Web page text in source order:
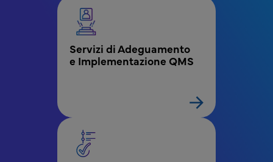
Servizi di Adeguamento
e Implementazione QMS